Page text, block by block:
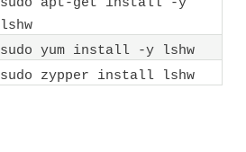
lshw
sudo yum install -y lshw
sudo zypper install lshw